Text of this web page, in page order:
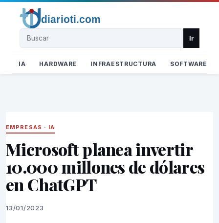
Buscar Ir
IA HARDWARE INFRAESTRUCTURA SOFTWARE
EMPRESAS · IA
Microsoft planea invertir
10.000 millones de dólares
en ChatGPT
13/01/2023